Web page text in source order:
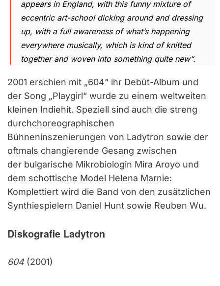
appears in England, with this funny mixture of
eccentric art-school dicking around and dressing
up, with a full awareness of what’s happening
everywhere musically, which is kind of knitted
together and woven into something quite new“.
2001 erschien mit „604“ ihr Debüt-Album und
der Song „Playgirl“ wurde zu einem weltweiten
kleinen Indiehit. Speziell sind auch die streng
durchchoreographischen
Bühneninszenierungen von Ladytron sowie der
oftmals changierende Gesang zwischen
der bulgarische Mikrobiologin Mira Aroyo und
dem schottische Model Helena Marnie:
Komplettiert wird die Band von den zusätzlichen
Synthiespielern Daniel Hunt sowie Reuben Wu.
Diskografie Ladytron
604 (2001)